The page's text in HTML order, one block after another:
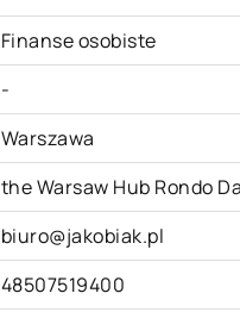
Finanse osobiste
-
Warszawa
the Warsaw Hub Rondo
biuro@jakobiak.pl
48507519400